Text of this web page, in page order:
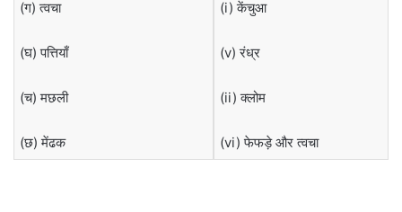
(ग) त्वचा
(घ) पत्तियाँ
(च) मछली
(छ) मेंढक
(i) केंचुआ
(v) रंध्र
(ii) क्लोम
(vi) फेफड़े और त्वचा